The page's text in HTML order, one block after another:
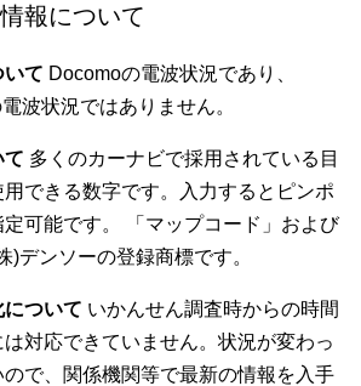
報について
て Docomoの電波状況であり、
波状況ではありません。
て 多くのカーナビで採用されている目
できる数字です。入力するとピンポ
可能です。 「マップコード」および
)デンソーの登録商標です。
ついて いかんせん調査時からの時間
対応できていません。状況が変わっ
で、関係機関等で最新の情報を入手